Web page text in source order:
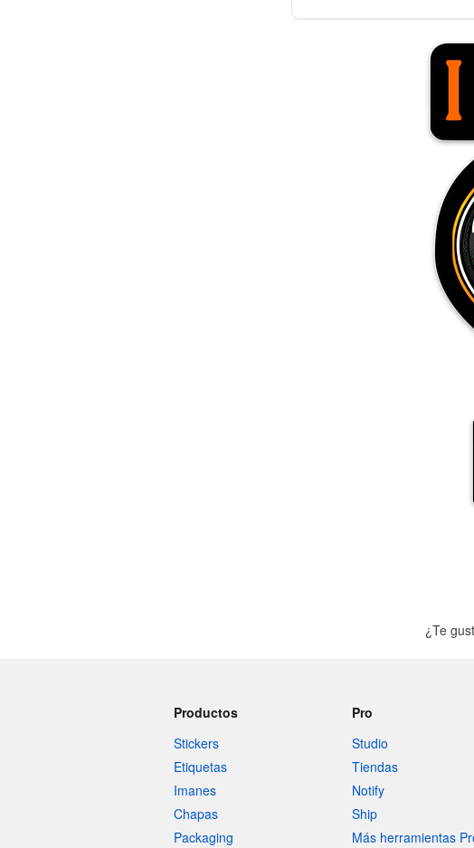
¿Te
Productos
Stickers
Etiquetas
Imanes
Chapas
Packaging
Pro
Studio
Tiendas
Notify
Ship
Más herramientas